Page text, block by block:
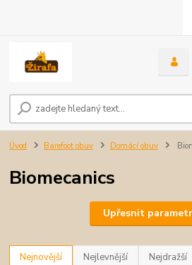
Úvod Barefoot obuv Domácí obuv
Biomecanics
Upřesnit
Nejnovější Nejlevnější Nejdražší